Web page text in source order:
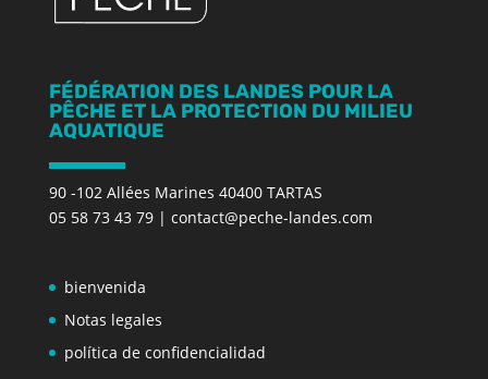
FÉDÉRATION DES LANDES POUR LA
PÊCHE ET LA PROTECTION DU MILIEU
AQUATIQUE
90 -102 Allées Marines 40400 TARTAS
05 58 73 43 79| contact@peche-landes.com
bienvenida
Notas legales
política de confidencialidad